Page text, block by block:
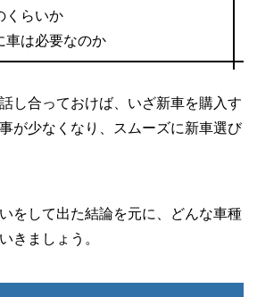
くらいか
車は必要なのか
し合っておけば、いざ新車を購入す
が少なくなり、スムーズに新車選び
をして出た結論を元に、どんな車種
きましょう。